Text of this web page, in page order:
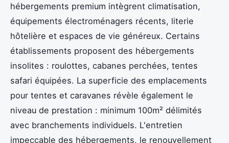
hébergements premium intègrent climatisation,
équipements électroménagers récents, literie
hôtelière et espaces de vie généreux. Certains
établissements proposent des hébergements
insolites : roulottes, cabanes perchées, tentes
safari équipées. La superficie des emplacements
pour tentes et caravanes révèle également le
niveau de prestation : minimum 100m² délimités
avec branchements individuels. L'entretien
impeccable des hébergements, le renouvellement